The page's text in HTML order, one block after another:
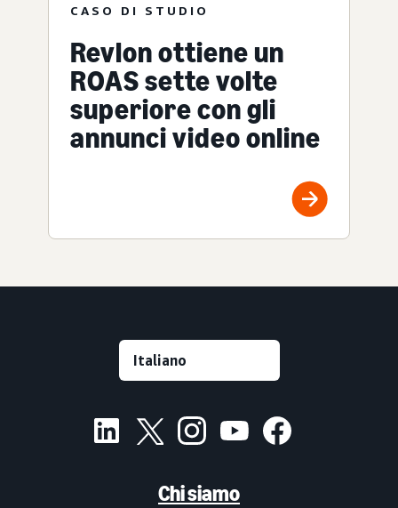
CASO DI STUDIO
Revlon ottiene un
ROAS sette volte
superiore con gli
annunci video online
Chi siamo